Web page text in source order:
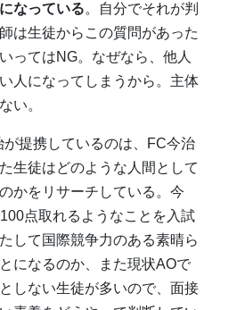
なっている。自分でそれが判
は生徒からこの質問があった
ってはNG。なぜなら、他人
人になってしまうから。主体
い。
が提携しているのは、 FC今治
生徒はどのような人間として
かをリサーチしている。今
100点取れるようなことを入試
して国際競争力のある素晴ら
になるのか、また現状AOで
しない生徒が多いので、面接